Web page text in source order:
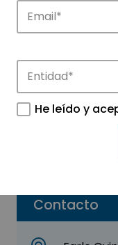
innovación en
Contacto
Idener
He leído y